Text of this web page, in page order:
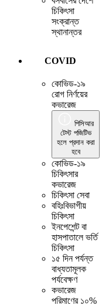
চিকিৎসা
সংক্রান্ত
স্থানান্তর
COVID
কোভিড-১৯
রোগ নির্ণয়ের
কভারেজ
পিসিআর
টেস্ট পজিটিভ
হলে প্রদান করা
হবে
কোভিড-১৯
চিকিৎসার
কভারেজ
চিকিৎসা সেবা
বহিঃবিভাগীয়
চিকিৎসা
ইনপেশেন্ট বা
হাসপাতালে ভর্তি
চিকিৎসা
১৫ দিন পর্যন্ত
বাধ্যতামূলক
পর্যবেক্ষণ
কভারেজ
পরিমাণের ১০%